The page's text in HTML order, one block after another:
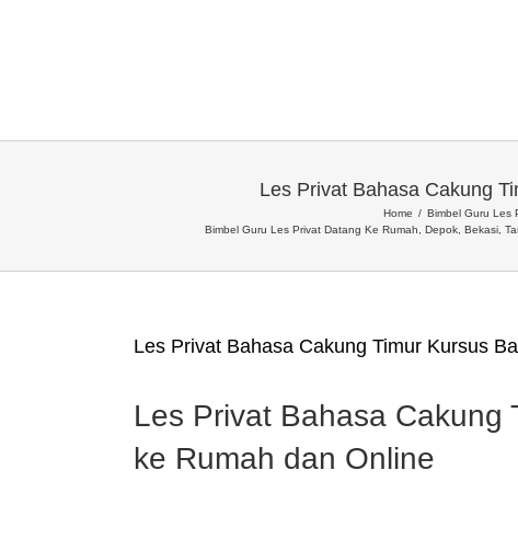
Les Privat Bahasa Cakung
Home
Bimbel Guru Les
Bimbel Guru Les Privat Datang Ke Rumah, Depok, Bekasi,
Les Privat Bahasa Cakung Timur Kursus
Les Privat Bahasa Cakung
ke Rumah dan Online